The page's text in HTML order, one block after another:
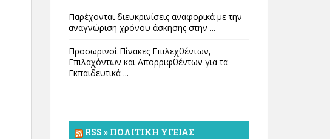
Παρέχονται διευκρινίσεις αναφορικά με την
αναγνώριση χρόνου άσκησης στην ...
Προσωρινοί Πίνακες Επιλεχθέντων,
Επιλαχόντων και Απορριφθέντων για τα
Εκπαιδευτικά ...
RSS » ΠΟΛΙΤΙΚΉ ΥΓΕΊΑΣ